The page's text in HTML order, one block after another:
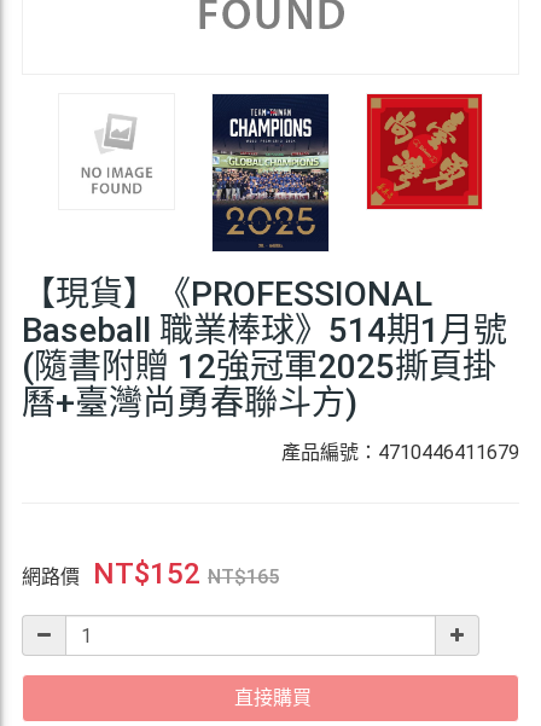
【現貨】《PROFESSIONAL
Baseball 職業棒球》514期1月號
(隨書附贈 12強冠軍2025撕頁掛
曆+臺灣尚勇春聯斗方)
產品編號：4710446411679
網路價 NT$152 NT$165
直接購買